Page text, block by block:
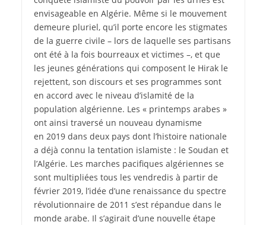
envisageable en Algérie. Même si le mouvement
demeure pluriel, qu’il porte encore les stigmates
de la guerre civile – lors de laquelle ses partisans
ont été à la fois bourreaux et victimes –, et que
les jeunes générations qui composent le Hirak le
rejettent, son discours et ses programmes sont
en accord avec le niveau d’islamité de la
population algérienne. Les « printemps arabes »
ont ainsi traversé un nouveau dynamisme
en 2019 dans deux pays dont l’histoire nationale
a déjà connu la tentation islamiste : le Soudan et
l’Algérie. Les marches pacifiques algériennes se
sont multipliées tous les vendredis à partir de
février 2019, l’idée d’une renaissance du spectre
révolutionnaire de 2011 s’est répandue dans le
monde arabe. Il s’agirait d’une nouvelle étape